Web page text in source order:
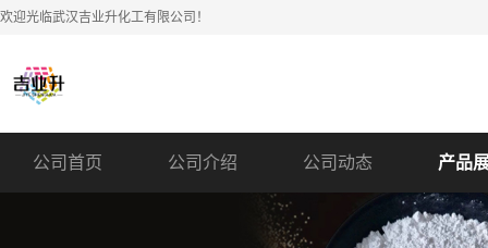
欢迎光临武汉吉业升化工有限公司！
公司首页 公司介绍 公司动态 产品